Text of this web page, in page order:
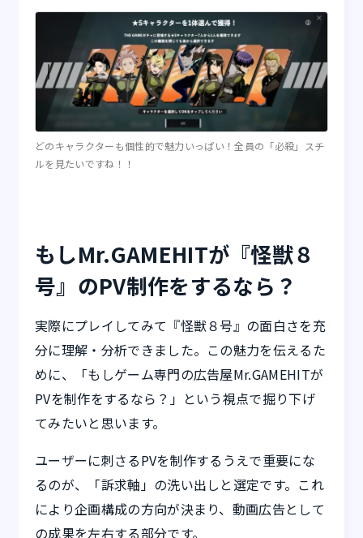
どのキャラクターも個性的で魅力いっぱい！全員の「必殺」スチ
ルを見たいですね！！
もしMr.GAMEHITが『怪獣８
号』のPV制作をするなら？
実際にプレイしてみて『怪獣８号』の面白さを充
分に理解・分析できました。この魅力を伝えるた
めに、「もしゲーム専門の広告屋Mr.GAMEHITが
PVを制作をするなら？」という視点で掘り下げ
てみたいと思います。
ユーザーに刺さるPVを制作するうえで重要にな
るのが、「訴求軸」の洗い出しと選定です。これ
により企画構成の方向が決まり、動画広告として
の成果を左右する部分です。